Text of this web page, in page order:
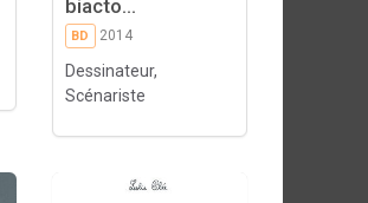
biacto...
BD 2014
Dessinateur,
Scénariste